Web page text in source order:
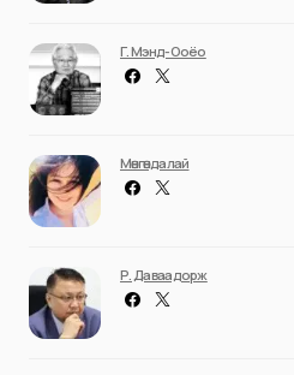
Г. Мэнд-Ооёо
Мөнгөндалай
Р. Даваадорж